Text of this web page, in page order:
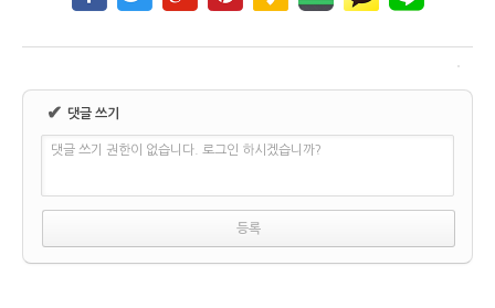
✔ 댓글 쓰기
댓글 쓰기 권한이 없습니다. 로그인 하시겠습니까?